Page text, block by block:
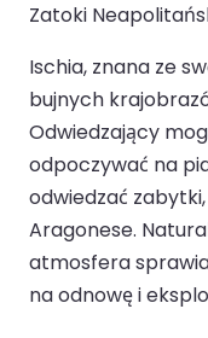
Zatoki
Ischia, znana ze
bujnych
Odwiedzający
odpoczywać na
odwiedzać
Aragonese.
atmosfera
na odnowę i